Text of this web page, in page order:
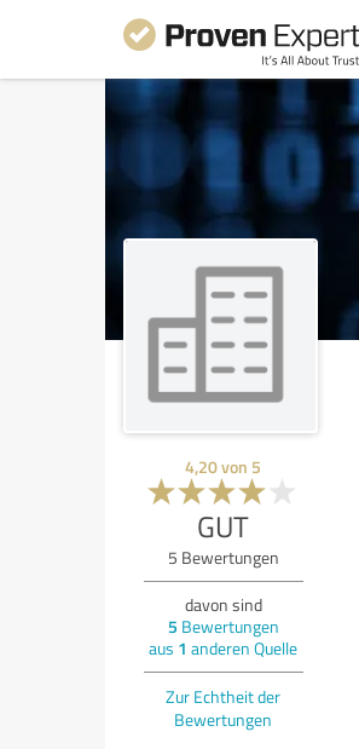
4,20von 5
GUT
5 Bewertungen
davon sind
5 Bewertungen
aus 1 anderen Quelle
Zur Echtheit der
Bewertungen